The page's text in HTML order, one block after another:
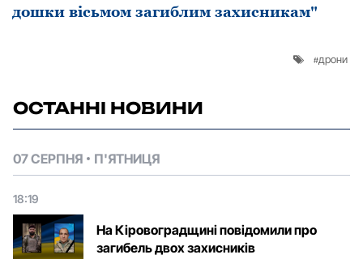
дошки вісьмом загиблим захисникам"
дрони
ОСТАННІ НОВИНИ
07 СЕРПНЯ П'ЯТНИЦЯ
18:19
На Кіровоградщині повідомили про
загибель двох захисників